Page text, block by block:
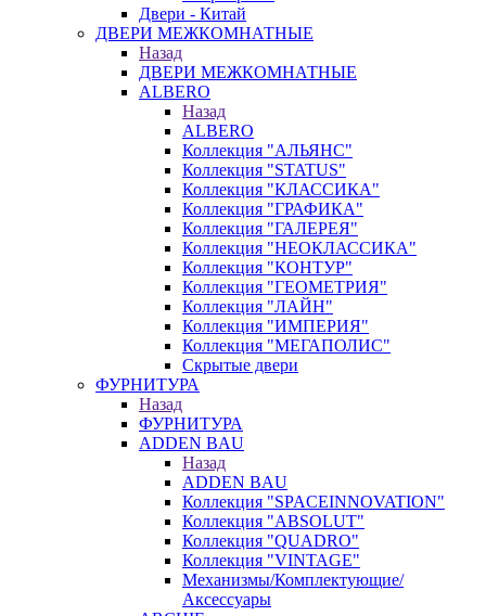
Двери - Китай
ДВЕРИ МЕЖКОМНАТНЫЕ
Назад
ДВЕРИ МЕЖКОМНАТНЫЕ
ALBERO
Назад
ALBERO
Коллекция "АЛЬЯНС"
Коллекция "STATUS"
Коллекция "КЛАССИКА"
Коллекция "ГРАФИКА"
Коллекция "ГАЛЕРЕЯ"
Коллекция "НЕОКЛАССИКА"
Коллекция "КОНТУР"
Коллекция "ГЕОМЕТРИЯ"
Коллекция "ЛАЙН"
Коллекция "ИМПЕРИЯ"
Коллекция "МЕГАПОЛИС"
Скрытые двери
ФУРНИТУРА
Назад
ФУРНИТУРА
ADDEN BAU
Назад
ADDEN BAU
Коллекция "SPACEINNOVATION"
Коллекция "ABSOLUT"
Коллекция "QUADRO"
Коллекция "VINTAGE"
Механизмы/Комплектующие/
Аксессуары